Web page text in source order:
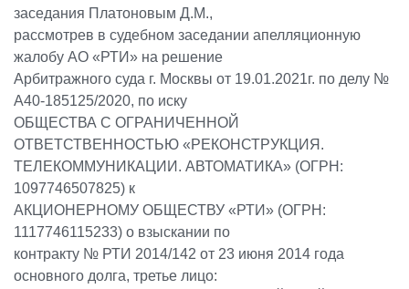
заседания Платоновым Д.М.,
рассмотрев в судебном заседании апелляционную
жалобу АО «РТИ» на решение
Арбитражного суда г. Москвы от 19.01.2021г. по делу №
А40-185125/2020, по иску
ОБЩЕСТВА С ОГРАНИЧЕННОЙ
ОТВЕТСТВЕННОСТЬЮ «РЕКОНСТРУКЦИЯ.
ТЕЛЕКОММУНИКАЦИИ. АВТОМАТИКА» (ОГРН:
1097746507825) к
АКЦИОНЕРНОМУ ОБЩЕСТВУ «РТИ» (ОГРН:
1117746115233) о взыскании по
контракту № РТИ 2014/142 от 23 июня 2014 года
основного долга, третье лицо: